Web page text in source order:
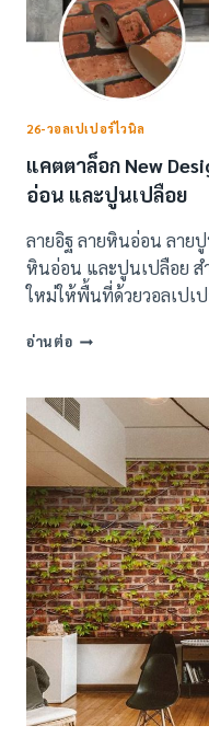
26-วอลเปเปอร์ไวนิล
แคตตาล็อก New
อ่อน และปูนเปลือย
ลายอิฐ ลายหินอ่อน ลายปู
หินอ่อน และปูนเปลือย ส
ใหม่ให้พื้นที่ด้วยวอลเปเ
อ่านต่อแค
ล็อก
NEW
DESIGN
–
วอลเปเปอร์
ลาย
อิฐ
หิน
อ่อน
และ
ปูน
เปลือย